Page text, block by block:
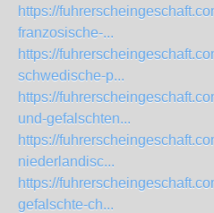
https://
franzosische-...
https://
schwedische-p...
https://
und-gefalschten...
https://
niederlandisc...
https://
gefalschte-ch...